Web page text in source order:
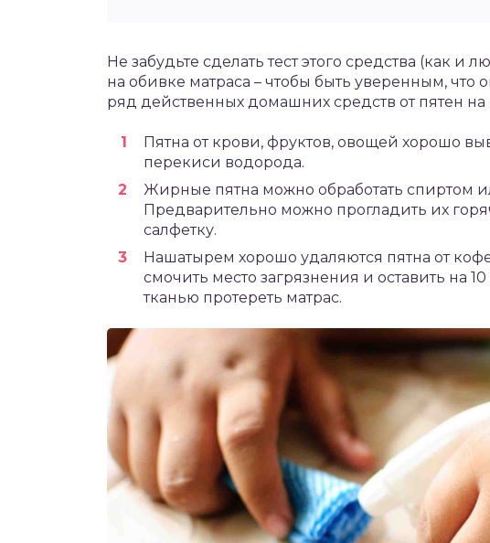
Не забудьте сделать тест этого средства (как и
на обивке матраса – чтобы быть уверенным, что
ряд действенных домашних средств от пятен на
Пятна от крови, фруктов, овощей хорошо
перекиси водорода.
Жирные пятна можно обработать спиртом
Предварительно можно прогладить их
салфетку.
Нашатырем хорошо удаляются пятна от
смочить место загрязнения и оставить на
тканью протереть матрас.